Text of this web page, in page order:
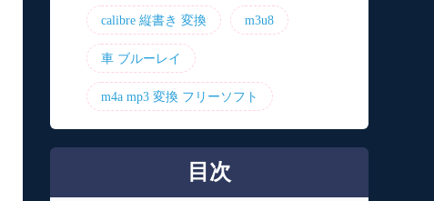
calibre 縦書き 変換 m3u8
車 ブルーレイ
m4a mp3 変換 フリーソフト
目次